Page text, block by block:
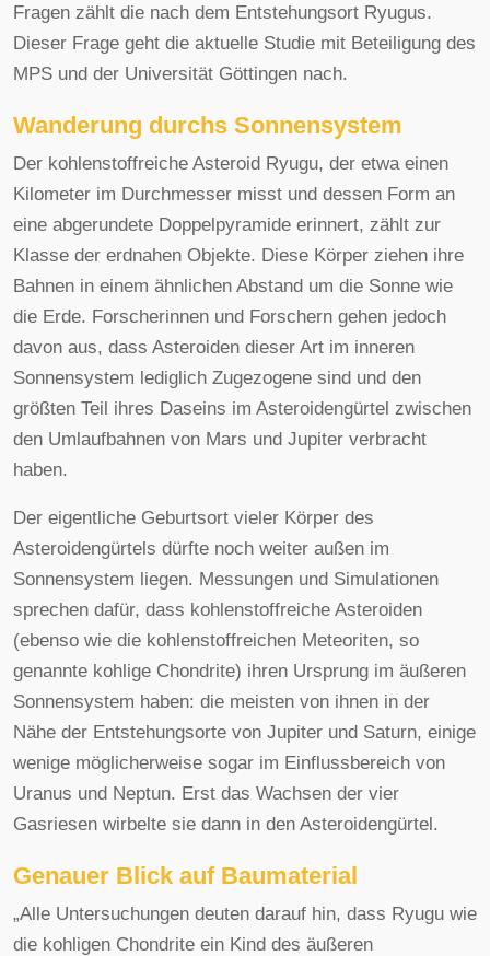
Fragen zählt die nach dem Entstehungsort Ryugus.
Dieser Frage geht die aktuelle Studie mit Beteiligung des
MPS und der Universität Göttingen nach.
Wanderung durchs Sonnensystem
Der kohlenstoffreiche Asteroid Ryugu, der etwa einen
Kilometer im Durchmesser misst und dessen Form an
eine abgerundete Doppelpyramide erinnert, zählt zur
Klasse der erdnahen Objekte. Diese Körper ziehen ihre
Bahnen in einem ähnlichen Abstand um die Sonne wie
die Erde. Forscherinnen und Forschern gehen jedoch
davon aus, dass Asteroiden dieser Art im inneren
Sonnensystem lediglich Zugezogene sind und den
größten Teil ihres Daseins im Asteroidengürtel zwischen
den Umlaufbahnen von Mars und Jupiter verbracht
haben.
Der eigentliche Geburtsort vieler Körper des
Asteroidengürtels dürfte noch weiter außen im
Sonnensystem liegen. Messungen und Simulationen
sprechen dafür, dass kohlenstoffreiche Asteroiden
(ebenso wie die kohlenstoffreichen Meteoriten, so
genannte kohlige Chondrite) ihren Ursprung im äußeren
Sonnensystem haben: die meisten von ihnen in der
Nähe der Entstehungsorte von Jupiter und Saturn, einige
wenige möglicherweise sogar im Einflussbereich von
Uranus und Neptun. Erst das Wachsen der vier
Gasriesen wirbelte sie dann in den Asteroidengürtel.
Genauer Blick auf Baumaterial
„Alle Untersuchungen deuten darauf hin, dass Ryugu wie
die kohligen Chondrite ein Kind des äußeren